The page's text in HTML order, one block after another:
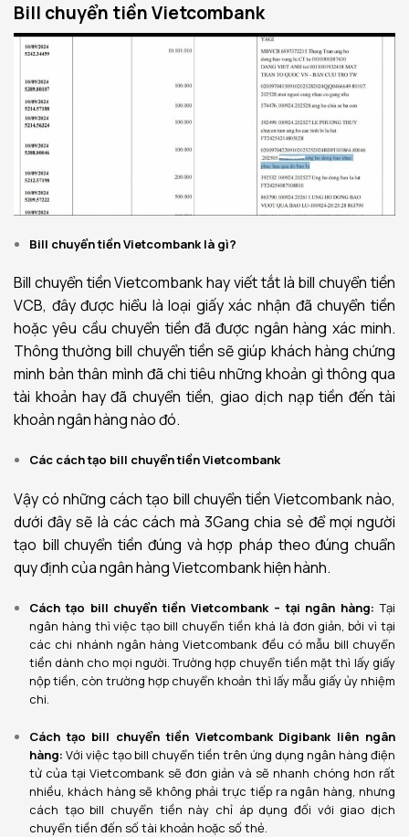
Bill chuyển tiền Vietcombank
Bill chuyển tiền Vietcombank là gì?
Bill chuyển tiền Vietcombank hay viết tắt là bill chuyển tiền
VCB, đây được hiểu là loại giấy xác nhận đã chuyển tiền
hoặc yêu cầu chuyển tiền đã được ngân hàng xác minh.
Thông thường bill chuyển tiền sẽ giúp khách hàng chứng
minh bản thân mình đã chi tiêu những khoản gì thông qua
tài khoản hay đã chuyển tiền, giao dịch nạp tiền đến tài
khoản ngân hàng nào đó.
Các cách tạo bill chuyển tiền Vietcombank
Vậy có những cách tạo bill chuyển tiền Vietcombank nào,
dưới đây sẽ là các cách mà 3Gang chia sẻ để mọi người
tạo bill chuyển tiền đúng và hợp pháp theo đúng chuẩn
quy định của ngân hàng Vietcombank hiện hành.
Cách tạo bill chuyển tiền Vietcombank – tại ngân hàng:Tại
ngân hàng thì việc tạo bill chuyển tiền khá là đơn giản, bởi vì tại
các chi nhánh ngân hàng Vietcombank đều có mẫu bill chuyển
tiền dành cho mọi người. Trường hợp chuyển tiền mặt thì lấy giấy
nộp tiền, còn trường hợp chuyển khoản thì lấy mẫu giấy ủy nhiệm
chi.
Cách tạo bill chuyển tiền Vietcombank Digibank liên ngân
hàng: Với việc tạo bill chuyển tiền trên ứng dụng ngân hàng điện
tử của tại Vietcombank sẽ đơn giản và sẽ nhanh chóng hơn rất
nhiều, khách hàng sẽ không phải trực tiếp ra ngân hàng, nhưng
cách tạo bill chuyển tiền này chỉ áp dụng đối với giao dịch
chuyển tiền đến số tài khoản hoặc số thẻ.